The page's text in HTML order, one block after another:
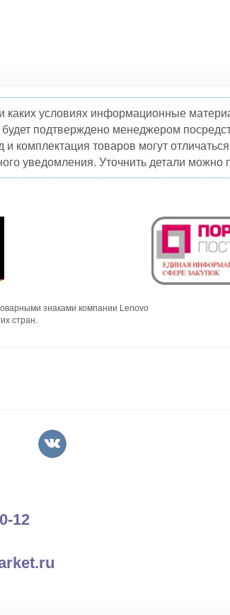
каких условиях информационные
подтверждено менеджером
товаров могут
уведомления. Уточнить детали
знаками компании Lenovo
стран.
12